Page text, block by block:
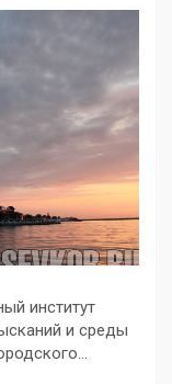
институт
и среды